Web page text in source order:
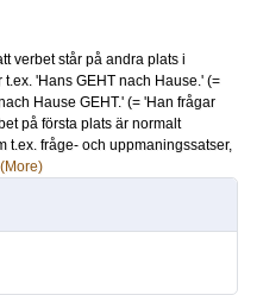
verbet står på andra plats i
'Hans GEHT nach Hause.' (=
Hause GEHT.' (= 'Han frågar
på första plats är normalt
t.ex. fråge- och uppmaningssatser,
(More)